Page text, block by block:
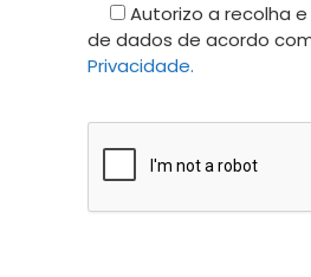
Autorizo a recolha
de dados de acordo
Privacidade.